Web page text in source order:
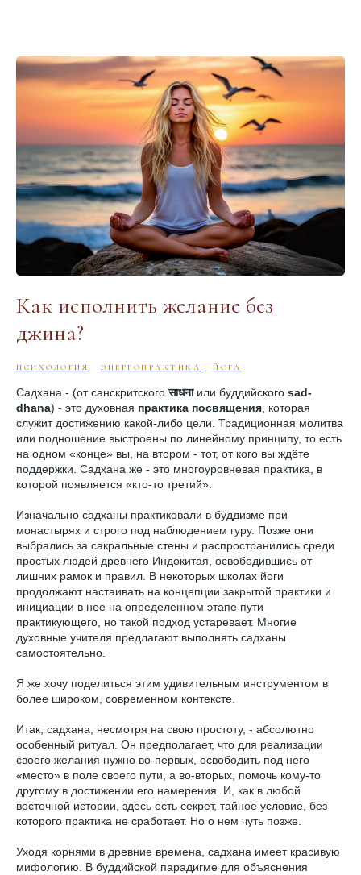
Как исполнить желание без
джина?
ПСИХОЛОГИЯ ЭНЕРГОПРАКТИКА ЙОГА
Садхана - (от санскритскогоसाधनाили буддийского sad-
dhana) - это духовная практика посвящения , которая
служит достижению какой-либо цели. Традиционная молитва
или подношение выстроены по линейному принципу, то есть
на одном «конце» вы, на втором - тот, от кого вы ждёте
поддержки. Садхана же - это многоуровневая практика, в
которой появляется «кто-то третий».
Изначально садханы практиковали в буддизме при
монастырях и строго под наблюдением гуру. Позже они
выбрались за сакральные стены и распространились среди
простых людей древнего Индокитая, освободившись от
лишних рамок и правил. В некоторых школах йоги
продолжают настаивать на концепции закрытой практики и
инициации в нее на определенном этапе пути
практикующего, но такой подход устаревает. Многие
духовные учителя предлагают выполнять садханы
самостоятельно.
Я же хочу поделиться этим удивительным инструментом в
более широком, современном контексте.
Итак, садхана, несмотря на свою простоту, - абсолютно
особенный ритуал. Он предполагает, что для реализации
своего желания нужно во-первых, освободить под него
«место» в поле своего пути, а во-вторых, помочь кому-то
другому в достижении его намерения. И, как в любой
восточной истории, здесь есть секрет, тайное условие, без
которого практика не сработает. Но о нем чуть позже.
Уходя корнями в древние времена, садхана имеет красивую
мифологию. В буддийской парадигме для объяснения